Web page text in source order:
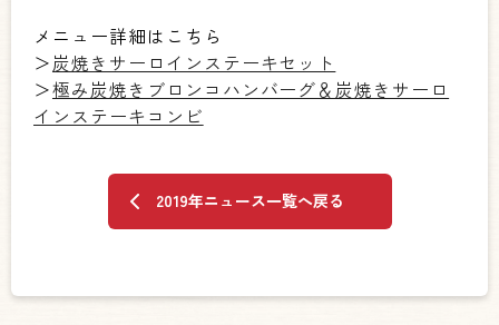
メニュー詳細はこちら
＞炭焼きサーロインステーキセット
＞極み炭焼きブロンコハンバーグ＆炭焼きサーロ
インステーキコンビ
2019年ニュース一覧へ戻る